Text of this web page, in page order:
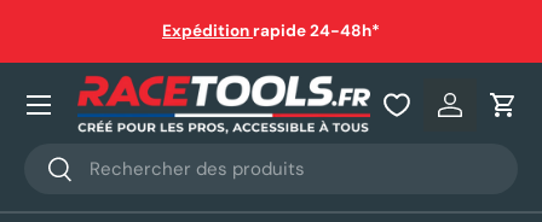
Aller au contenu
Expédition rapide 24-48h*
Recherche
Rechercher
Se
Nos produits